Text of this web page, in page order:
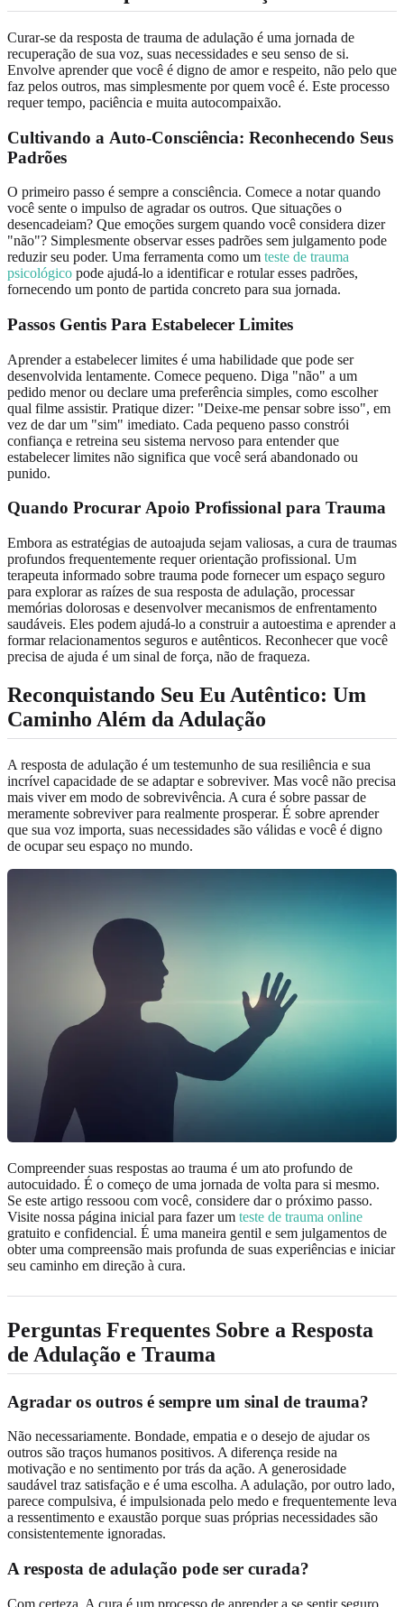
Curar-se da resposta de trauma de adulação é uma jornada de
recuperação de sua voz, suas necessidades e seu senso de si.
Envolve aprender que você é digno de amor e respeito, não pelo que
faz pelos outros, mas simplesmente por quem você é. Este processo
requer tempo, paciência e muita autocompaixão.
Cultivando a Auto-Consciência: Reconhecendo Seus
Padrões
O primeiro passo é sempre a consciência. Comece a notar quando
você sente o impulso de agradar os outros. Que situações o
desencadeiam? Que emoções surgem quando você considera dizer
"não"? Simplesmente observar esses padrões sem julgamento pode
reduzir seu poder. Uma ferramenta como um teste de trauma
psicológico pode ajudá-lo a identificar e rotular esses padrões,
fornecendo um ponto de partida concreto para sua jornada.
Passos Gentis Para Estabelecer Limites
Aprender a estabelecer limites é uma habilidade que pode ser
desenvolvida lentamente. Comece pequeno. Diga "não" a um
pedido menor ou declare uma preferência simples, como escolher
qual filme assistir. Pratique dizer: "Deixe-me pensar sobre isso", em
vez de dar um "sim" imediato. Cada pequeno passo constrói
confiança e retreina seu sistema nervoso para entender que
estabelecer limites não significa que você será abandonado ou
punido.
Quando Procurar Apoio Profissional para Trauma
Embora as estratégias de autoajuda sejam valiosas, a cura de traumas
profundos frequentemente requer orientação profissional. Um
terapeuta informado sobre trauma pode fornecer um espaço seguro
para explorar as raízes de sua resposta de adulação, processar
memórias dolorosas e desenvolver mecanismos de enfrentamento
saudáveis. Eles podem ajudá-lo a construir a autoestima e aprender a
formar relacionamentos seguros e autênticos. Reconhecer que você
precisa de ajuda é um sinal de força, não de fraqueza.
Reconquistando Seu Eu Autêntico: Um
Caminho Além da Adulação
A resposta de adulação é um testemunho de sua resiliência e sua
incrível capacidade de se adaptar e sobreviver. Mas você não precisa
mais viver em modo de sobrevivência. A cura é sobre passar de
meramente sobreviver para realmente prosperar. É sobre aprender
que sua voz importa, suas necessidades são válidas e você é digno
de ocupar seu espaço no mundo.
Compreender suas respostas ao trauma é um ato profundo de
autocuidado. É o começo de uma jornada de volta para si mesmo.
Se este artigo ressoou com você, considere dar o próximo passo.
Visite nossa página inicial para fazer um teste de trauma online
gratuito e confidencial. É uma maneira gentil e sem julgamentos de
obter uma compreensão mais profunda de suas experiências e iniciar
seu caminho em direção à cura.
Perguntas Frequentes Sobre a Resposta
de Adulação e Trauma
Agradar os outros é sempre um sinal de trauma?
Não necessariamente. Bondade, empatia e o desejo de ajudar os
outros são traços humanos positivos. A diferença reside na
motivação e no sentimento por trás da ação. A generosidade
saudável traz satisfação e é uma escolha. A adulação, por outro lado,
parece compulsiva, é impulsionada pelo medo e frequentemente leva
a ressentimento e exaustão porque suas próprias necessidades são
consistentemente ignoradas.
A resposta de adulação pode ser curada?
Com certeza. A cura é um processo de aprender a se sentir seguro